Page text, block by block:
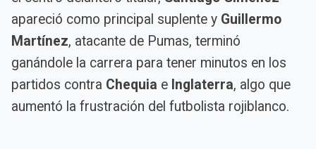
apareció como principal suplente y Guillermo
Martínez, atacante de Pumas, terminó
ganándole la carrera para tener minutos en los
partidos contra Chequia e Inglaterra, algo que
aumentó la frustración del futbolista rojiblanco.